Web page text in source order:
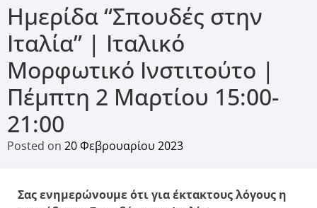
Ημερίδα “Σπουδές στην
Ιταλία” | Ιταλικό
Μορφωτικό Ινστιτούτο |
Πέμπτη 2 Μαρτίου 15:00-
21:00
Posted on 20 Φεβρουαρίου 2023
Σας ενημερώνουμε ότι για έκτακτους λόγους η